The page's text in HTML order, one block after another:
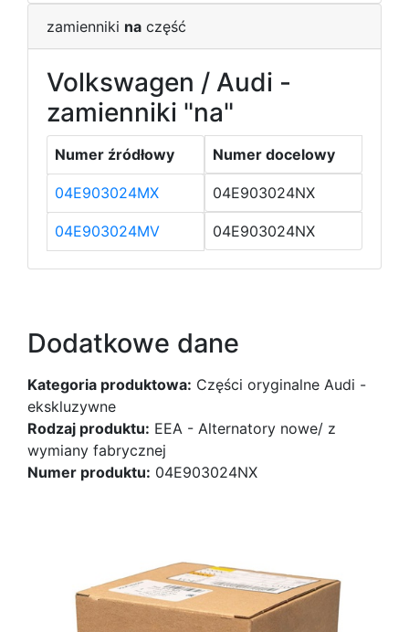
zamienniki na część
Volkswagen / Audi -
zamienniki "na"
Numer źródłowy Numer docelowy
04E903024MX 04E903024NX
04E903024MV 04E903024NX
Dodatkowe dane
Kategoria produktowa: Części oryginalne Audi -
ekskluzywne
Rodzaj produktu: EEA - Alternatory nowe/ z
wymiany fabrycznej
Numer produktu: 04E903024NX